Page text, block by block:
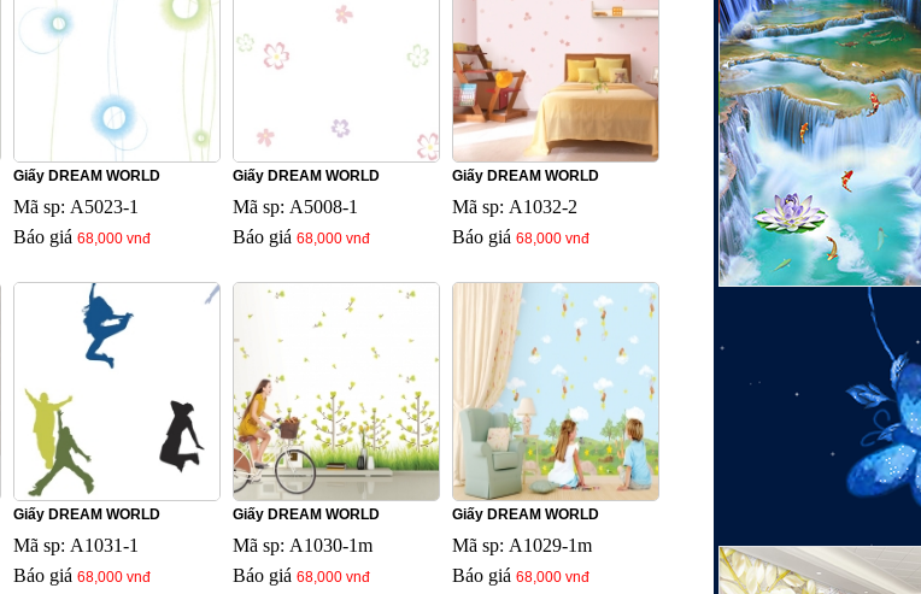
Giấy DREAM WORLD
Mã sp: A5023-1
Báo giá 68,000 vnđ
Giấy DREAM WORLD
Mã sp: A5008-1
Báo giá 68,000 vnđ
Giấy DREAM WORLD
Mã sp: A1032-2
Báo giá 68,000 vnđ
Giấy DREAM WORLD
Mã sp: A1031-1
Báo giá 68,000 vnđ
Giấy DREAM WORLD
Mã sp: A1030-1m
Báo giá 68,000 vnđ
Giấy DREAM WORLD
Mã sp: A1029-1m
Báo giá 68,000 vnđ